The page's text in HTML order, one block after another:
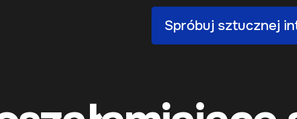
Spróbuj sztucznej